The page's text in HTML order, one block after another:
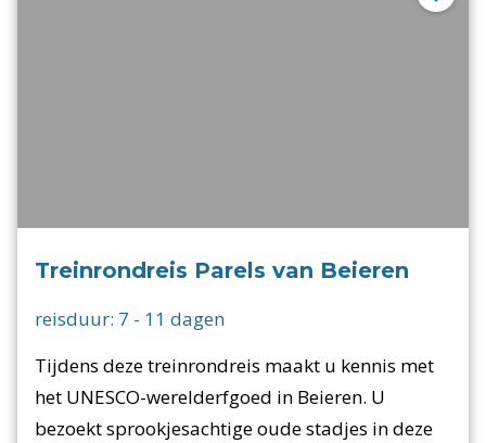
Treinrondreis Parels van Beieren
reisduur: 7 - 11 dagen
Tijdens deze treinrondreis maakt u kennis met
het UNESCO-werelderfgoed in Beieren. U
bezoekt sprookjesachtige oude stadjes in deze